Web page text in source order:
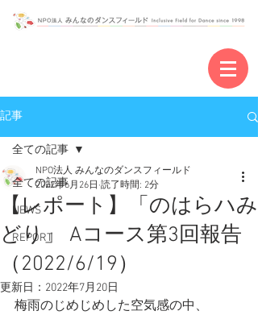
記事
全ての記事
NEWS
REPORT
全ての記事
【レポート】「のはらハみ
どり」 Aコース第3回報告
（2022/6/19）
NPO法人 みんなのダンスフィールド
2022年6月26日 読了時間: 2分
更新日： 2022年7月20日
梅雨のじめじめした空気感の中、